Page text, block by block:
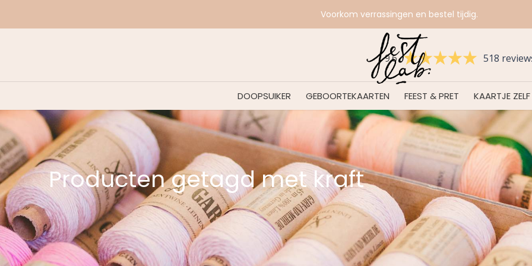
DOOPSUIKER GEBOORTEKAARTEN FEEST & PRET KAARTJE
9.6 518
Voorkom verrassingen en bestel tijdig.
Producten getagd met kraft